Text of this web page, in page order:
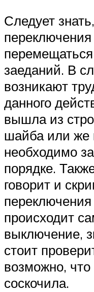
Следует
заеданий. В
возникают
данного
вышла из
шайба или же
необходимо
порядке.
говорит и
происходит
выключение,
стоит
возможно,
соскочила.